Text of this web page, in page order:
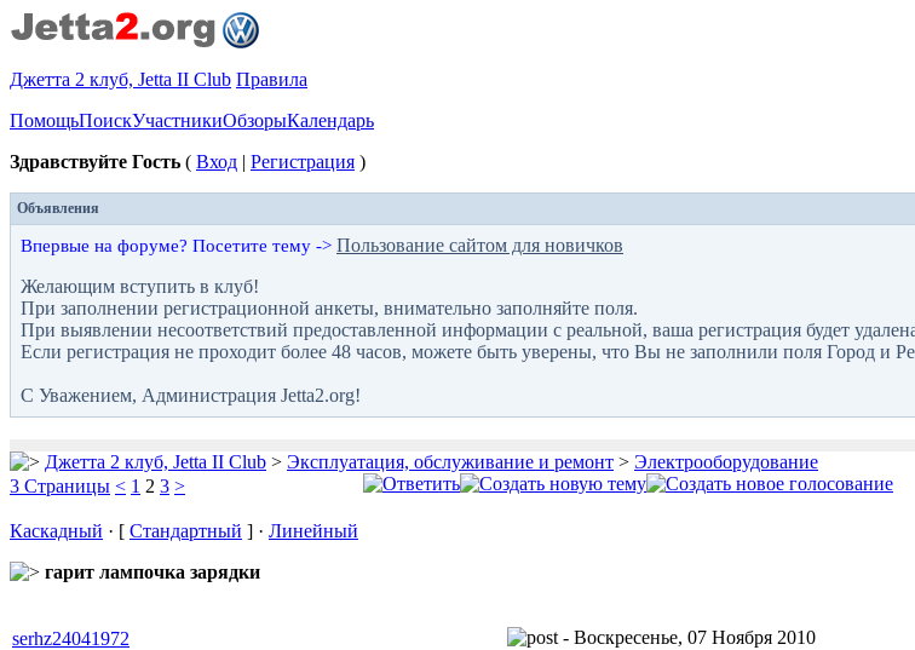
Джетта 2 клуб, Jetta II Club Правила
ПомощьПоискУчастникиОбзорыКалендарь
Здравствуйте Гость ( Вход | Регистрация )
Объявления
Впервые на форуме? Посетите тему -> Пользование сайтом для новичков
Желающим вступить в клуб!
При заполнении регистрационной анкеты, внимательно заполняйте поля.
При выявлении несоответствий предоставленной информации с реальной, ваша регистрация будет
Если регистрация не проходит более 48 часов, можете быть уверены, что Вы не заполнили поля Город и
С Уважением, Администрация Jetta2.org!
Джетта 2 клуб, Jetta II Club > Эксплуатация, обслуживание и ремонт > Электрооборудование
3 Страницы < 1 2 3 >
Каскадный · [ Стандартный ] · Линейный
гарит лампочка зарядки
serhz24041972
- Воскресенье, 07 Ноября 2010